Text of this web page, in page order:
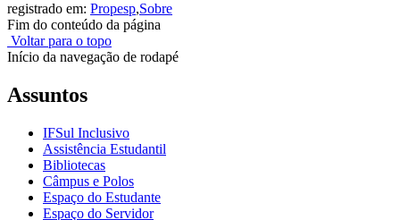
registrado em: Propesp,Sobre
Fim do conteúdo da página
Voltar para o topo
Início da navegação de rodapé
Assuntos
IFSul Inclusivo
Assistência Estudantil
Bibliotecas
Câmpus e Polos
Espaço do Estudante
Espaço do Servidor